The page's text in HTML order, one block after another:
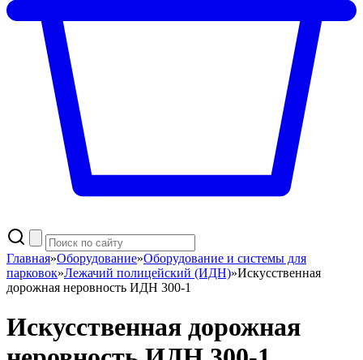
Главная»Оборудование»Оборудование и системы для
парковок»Лежачий полицейский (ИДН)»Искусственная
дорожная неровность ИДН 300-1
Искусственная дорожная